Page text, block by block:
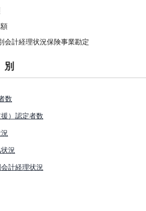
会計経理状況保険事業勘定
別
数
）認定者数
況
計経理状況